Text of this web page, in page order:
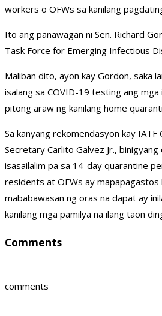
workers o OFWs sa kanilang
Ito ang panawagan ni Sen. Richard
Task Force for Emerging Infectious
Maliban dito, ayon kay Gordon, saka
isalang sa COVID-19 testing ang mga
pitong araw ng kanilang home
Sa kanyang rekomendasyon kay
Secretary Carlito Galvez Jr.,
isasailalim pa sa 14-day quarantine
residents at OFWs ay mapapagastos
mababawasan ng oras na dapat ay
kanilang mga pamilya na ilang taon
Comments
comments